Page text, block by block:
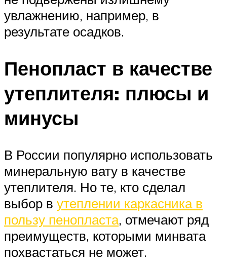
увлажнению, например, в
результате осадков.
Пенопласт в качестве
утеплителя: плюсы и
минусы
В России популярно использовать
минеральную вату в качестве
утеплителя. Но те, кто сделал
выбор в утеплении каркасника в
пользу пенопласта, отмечают ряд
преимуществ, которыми минвата
похвастаться не может.